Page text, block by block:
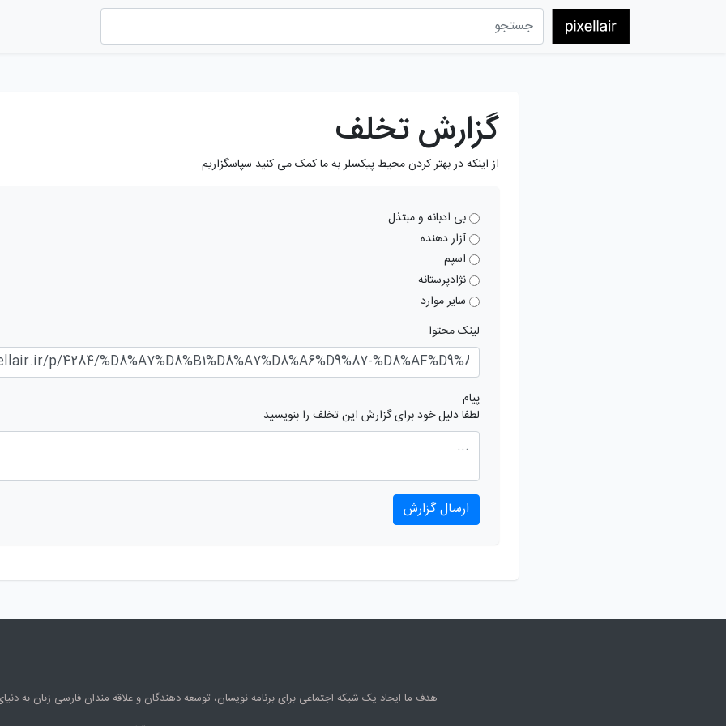
گزارش تخلف
از اینکه در بهتر کردن محیط پیکسلر به ما کمک می کنید سپاسگزاریم
بی ادبانه و مبتذل
آزار دهنده
اسپم
نژادپرستانه
سایر موارد
لینک محتوا
پیام
لطفا دلیل خود برای گزارش این تخلف را بنویسید
ارسال گزارش
هدف ما ایجاد یک شبکه اجتماعی برای برنامه نویسان، توسعه دهندگان و علاقه مندان فارسی زبان به